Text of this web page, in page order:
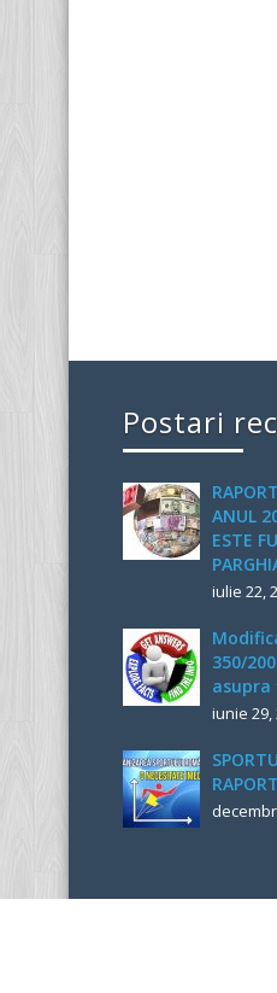
Postari
ANUL
ESTE
iulie 22,
350/
iunie 29,